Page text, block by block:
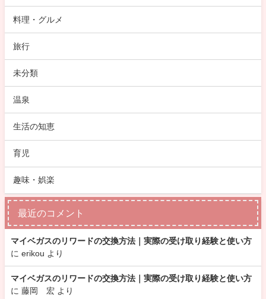
料理・グルメ
旅行
未分類
温泉
生活の知恵
育児
趣味・娯楽
最近のコメント
マイベガスのリワードの交換方法｜実際の受け取り経験と使い方
に erikou より
マイベガスのリワードの交換方法｜実際の受け取り経験と使い方
に 藤岡 宏 より